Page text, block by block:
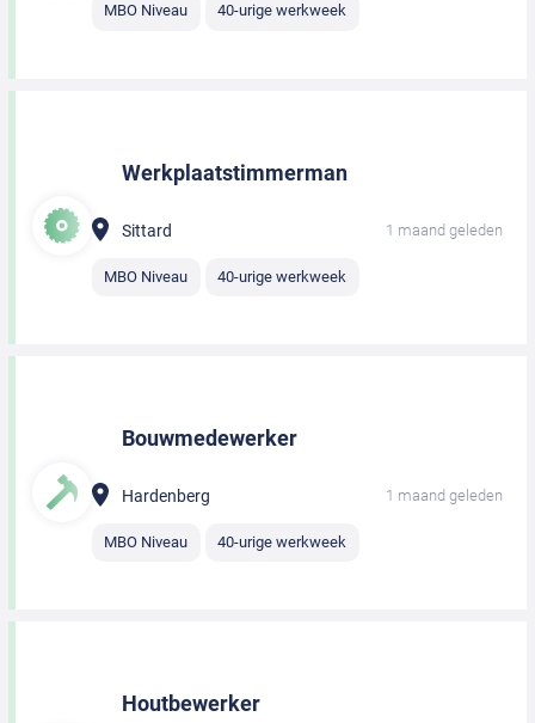
MBO Niveau 40-urige werkweek
Werkplaatstimmerman
Sittard 1 maand geleden
MBO Niveau 40-urige werkweek
Bouwmedewerker
Hardenberg 1 maand geleden
MBO Niveau 40-urige werkweek
Houtbewerker